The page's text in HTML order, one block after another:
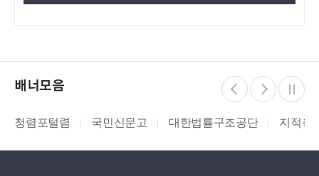
배너모음
청렴포털렴 국민신문고 대한법률구조공단 지적측